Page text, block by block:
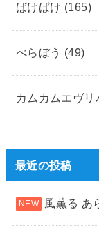
ばけばけ (165)
べらぼう (49)
カムカムエヴリ
最近の投稿
風薫る あ